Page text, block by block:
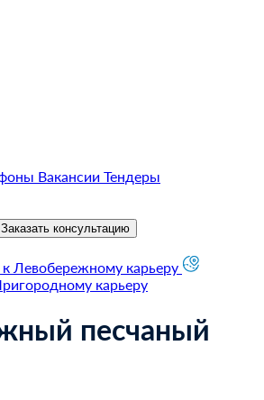
Вакансии Тендеры
Заказать консультацию
Левобережному карьеру
карьеру
песчаный